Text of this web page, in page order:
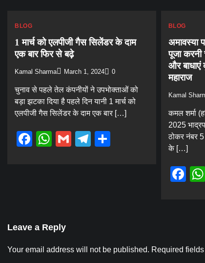
BLOG
1 मार्च को एलपीजी गैस सिलेंडर के दाम
एक बार फिर से बढ़े
Kamal Sharma March 1, 2024 0
चुनाव से पहले तेल कंपनीयों ने उपभोक्ताओं को
बड़ा झटका दिया है पहले दिन यानी 1 मार्च को
एलपीजी गैस सिलेंडर के दाम एक बार […]
Facebook
WhatsApp
GmailTelegram
BLOG
अमावस्या
पूजा करनी
और बाधाएं
महाराज
Kamal
कमल शर्मा
2025
ठोकर नंबर
के […]
Leave a Reply
Your email address will not be published. Required